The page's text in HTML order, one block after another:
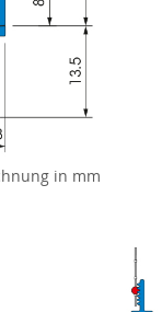
in mm